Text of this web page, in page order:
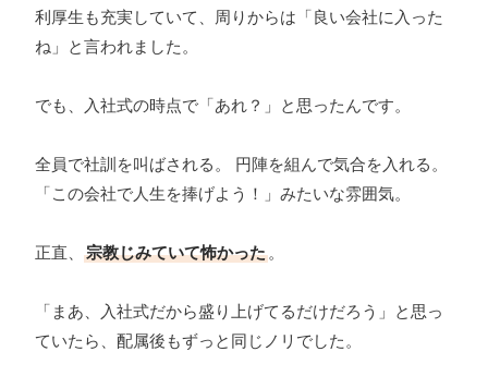
利厚生も充実していて、周りからは「良い会社に入った
ね」と言われました。
でも、入社式の時点で「あれ？」と思ったんです。
全員で社訓を叫ばされる。 円陣を組んで気合を入れる。
「この会社で人生を捧げよう！」みたいな雰囲気。
正直、 宗教じみていて怖かった。
「まあ、入社式だから盛り上げてるだけだろう」と思っ
ていたら、配属後もずっと同じノリでした。